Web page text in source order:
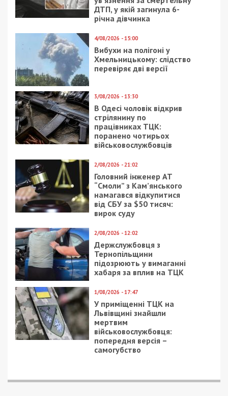
23/05/2024 - 17:00
Громадський діяч,
комунальник та
журналіст: в Одесі
затримали російського
шпигуна
2/06/2021 - 12:13
Днепр оказался в
центре циклона
7/08/2026 - 13:30
Лікар з Дніпропетровщини організував схему
вивезення військовослужбовця з частини за 7 тисяч